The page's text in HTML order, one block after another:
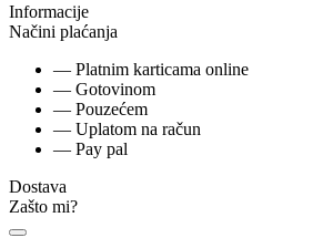
Informacije
Načini plaćanja
— Platnim karticama online
— Gotovinom
— Pouzećem
— Uplatom na račun
— Pay pal
Dostava
Zašto mi?